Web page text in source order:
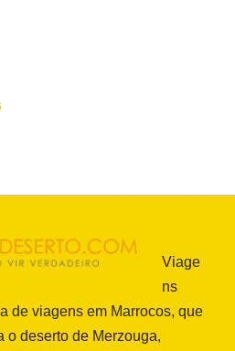
Viage
ns
de viagens em Marrocos, que
o deserto de Merzouga,